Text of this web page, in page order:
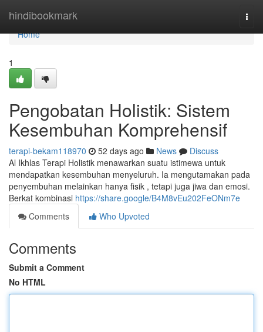
hindibookmark
Home
Home
1
Pengobatan Holistik: Sistem
Kesembuhan Komprehensif
terapi-bekam118970 52 days ago News
Discuss
Al Ikhlas Terapi Holistik menawarkan suatu istimewa untuk
mendapatkan kesembuhan menyeluruh. Ia mengutamakan pada
penyembuhan melainkan hanya fisik , tetapi juga jiwa dan emosi.
Berkat kombinasi https://share.google/B4M8vEu202FeONm7e
Comments
Who Upvoted
Comments
Submit a Comment
No HTML